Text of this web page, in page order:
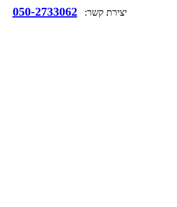
יצירת קשר: 050-2733062